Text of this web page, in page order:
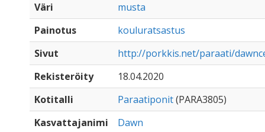
Väri
musta
Painotus
kouluratsastus
Sivut
http://porkkis.net/paraati/
Rekisteröity
18.04.2020
Kotitalli
Paraatiponit(PARA3805)
Kasvattajanimi
Dawn